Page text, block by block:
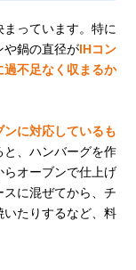
っています。特に
や鍋の直径がIHコン
過不足なく収まるか
ンに対応しているも
、ハンバーグを作
オーブンで仕上げ
に混ぜてから、チ
たりするなど、料